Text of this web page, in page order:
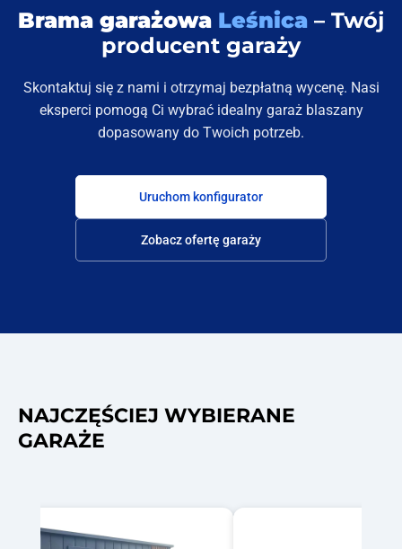
Brama garażowa Leśnica – Twój
producent garaży
Skontaktuj się z nami i otrzymaj bezpłatną wycenę. Nasi
eksperci pomogą Ci wybrać idealny garaż blaszany
dopasowany do Twoich potrzeb.
Uruchom konfigurator
Zobacz ofertę garaży
NAJCZĘŚCIEJ WYBIERANE
GARAŻE